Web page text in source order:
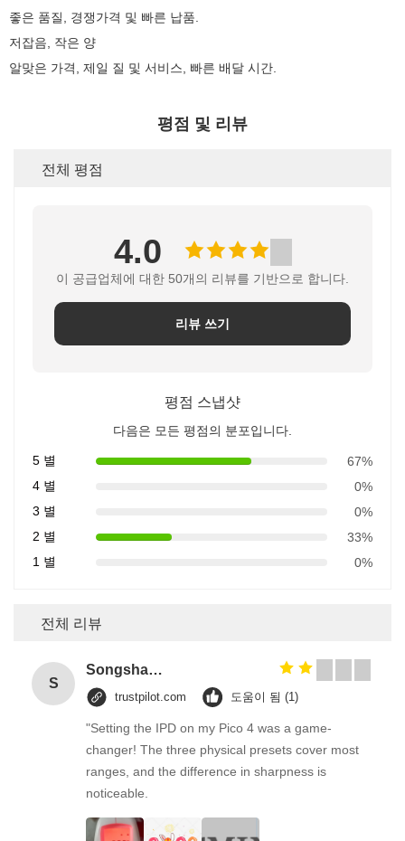
좋은 품질, 경쟁가격 및 빠른 납품.
저잡음, 작은 양
알맞은 가격, 제일 질 및 서비스, 빠른 배달 시간.
평점 및 리뷰
전체 평점
4.0
이 공급업체에 대한 50개의 리뷰를 기반으로 합니다.
리뷰 쓰기
평점 스냅샷
다음은 모든 평점의 분포입니다.
5 별
67%
4 별
0%
3 별
0%
2 별
33%
1 별
0%
전체 리뷰
S
Songshang
trustpilot.com 도움이 됨 (1)
"Setting the IPD on my Pico 4 was a game-
changer! The three physical presets cover most
ranges, and the difference in sharpness is
noticeable.